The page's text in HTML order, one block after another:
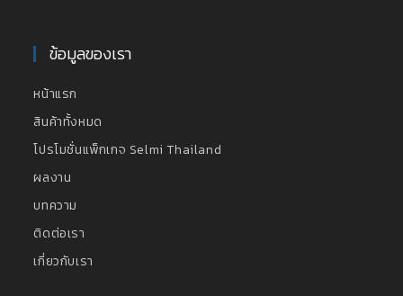
ข้อมูลของเรา
หน้าแรก
สินค้าทั้งหมด
โปรโมชั่นแพ็กเกจ Selmi Thailand
ผลงาน
บทความ
ติดต่อเรา
เกี่ยวกับเรา